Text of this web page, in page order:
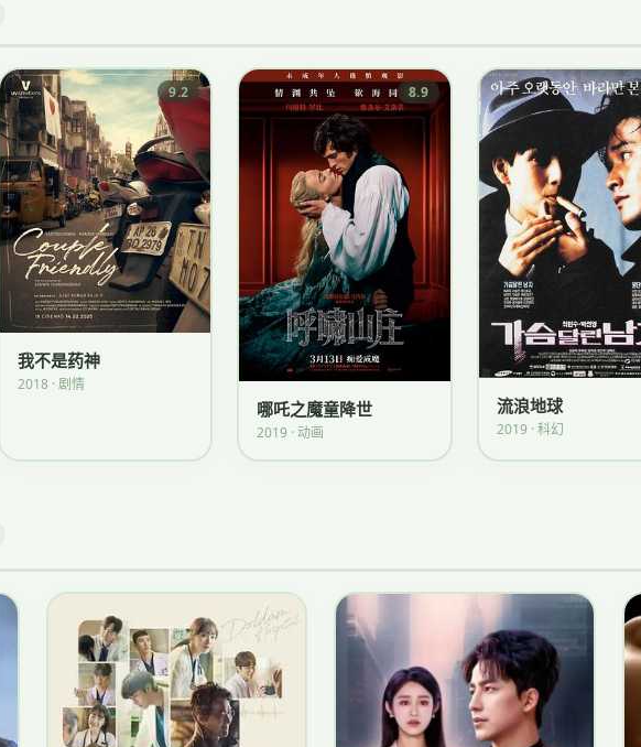
9.2
我不是药神
2018 · 剧情
8.9
哪吒之魔童降世
2019 · 动画
流浪地球
2019 · 科幻